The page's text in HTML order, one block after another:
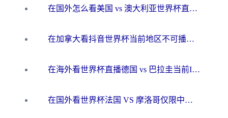
在国外怎么看美国 vs 澳大利亚世界杯直播？海外党必藏的中文解说观赛指南
在加拿大看抖音世界杯当前地区不可播放？海外党体育观赛终极指南
在海外看世界杯直播德国 vs 巴拉圭当前IP受限制？这篇指南帮你轻松解决地区限制
在国外看世界杯法国 VS 摩洛哥仅限中国大陆？别让地域限制拦下你的欢呼